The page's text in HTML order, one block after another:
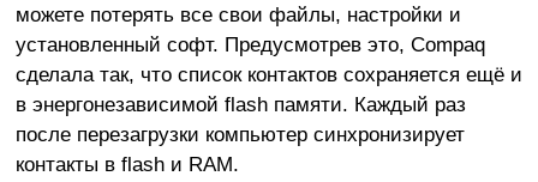
можете потерять все свои файлы, настройки и
установленный софт. Предусмотрев это, Compaq
сделала так, что список контактов сохраняется ещё и
в энергонезависимой flash памяти. Каждый раз
после перезагрузки компьютер синхронизирует
контакты в flash и RAM.